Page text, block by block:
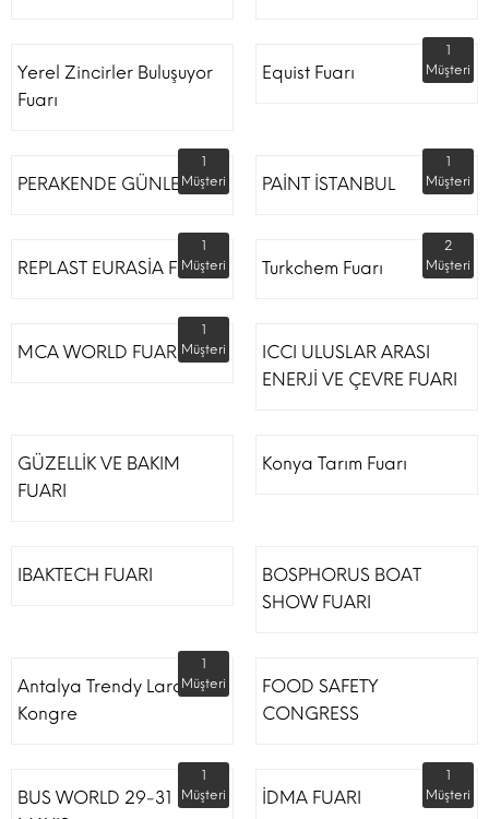
Yerel Zincirler Buluşuyor
Fuarı
Equist Fuarı
1
Müşteri
PERAKENDE GÜNLERİ
1
Müşteri
PAİNT İSTANBUL
1
Müşteri
REPLAST EURASİA FUARI
1
Müşteri
Turkchem Fuarı
2
Müşteri
MCA WORLD FUARI
1
Müşteri
ICCI ULUSLAR ARASI
ENERJİ VE ÇEVRE FUARI
GÜZELLİK VE BAKIM
FUARI
Konya Tarım Fuarı
IBAKTECH FUARI
BOSPHORUS BOAT
SHOW FUARI
Antalya Trendy Lara Otel
Kongre
1
Müşteri
FOOD SAFETY
CONGRESS
BUS WORLD 29-31
1
Müşteri
İDMA FUARI
1
Müşteri